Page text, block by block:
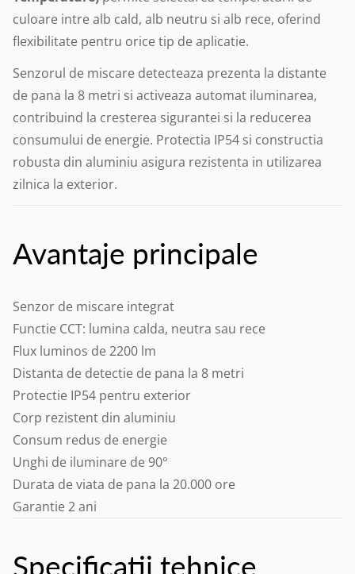
culoare intre alb cald, alb neutru si alb rece, oferind
flexibilitate pentru orice tip de aplicatie.
Senzorul de miscare detecteaza prezenta la distante
de pana la 8 metri si activeaza automat iluminarea,
contribuind la cresterea sigurantei si la reducerea
consumului de energie. Protectia IP54 si constructia
robusta din aluminiu asigura rezistenta in utilizarea
zilnica la exterior.
Avantaje principale
Senzor de miscare integrat
Functie CCT: lumina calda, neutra sau rece
Flux luminos de 2200 lm
Distanta de detectie de pana la 8 metri
Protectie IP54 pentru exterior
Corp rezistent din aluminiu
Consum redus de energie
Unghi de iluminare de 90°
Durata de viata de pana la 20.000 ore
Garantie 2 ani
Specificatii tehnice